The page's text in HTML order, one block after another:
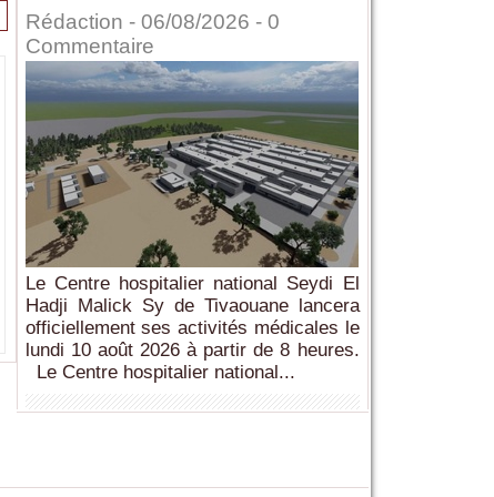
Rédaction - 06/08/2026 - 0
Commentaire
Le Centre hospitalier national Seydi El
Hadji Malick Sy de Tivaouane lancera
officiellement ses activités médicales le
lundi 10 août 2026 à partir de 8 heures.
Le Centre hospitalier national...